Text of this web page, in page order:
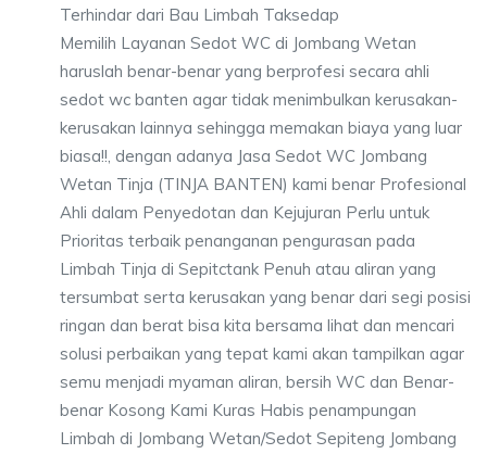
Terhindar dari Bau Limbah Taksedap
Memilih Layanan Sedot WC di Jombang Wetan
haruslah benar-benar yang berprofesi secara ahli
sedot wc banten agar tidak menimbulkan kerusakan-
kerusakan lainnya sehingga memakan biaya yang luar
biasa!!, dengan adanya Jasa Sedot WC Jombang
Wetan Tinja (TINJA BANTEN) kami benar Profesional
Ahli dalam Penyedotan dan Kejujuran Perlu untuk
Prioritas terbaik penanganan pengurasan pada
Limbah Tinja di Sepitctank Penuh atau aliran yang
tersumbat serta kerusakan yang benar dari segi posisi
ringan dan berat bisa kita bersama lihat dan mencari
solusi perbaikan yang tepat kami akan tampilkan agar
semu menjadi myaman aliran, bersih WC dan Benar-
benar Kosong Kami Kuras Habis penampungan
Limbah di Jombang Wetan/Sedot Sepiteng Jombang